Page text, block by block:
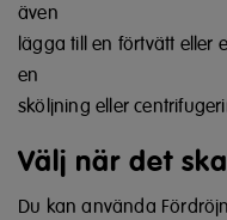
även
lägga till en förtvätt eller
en
sköljning eller
Välj när det
Du kan använda